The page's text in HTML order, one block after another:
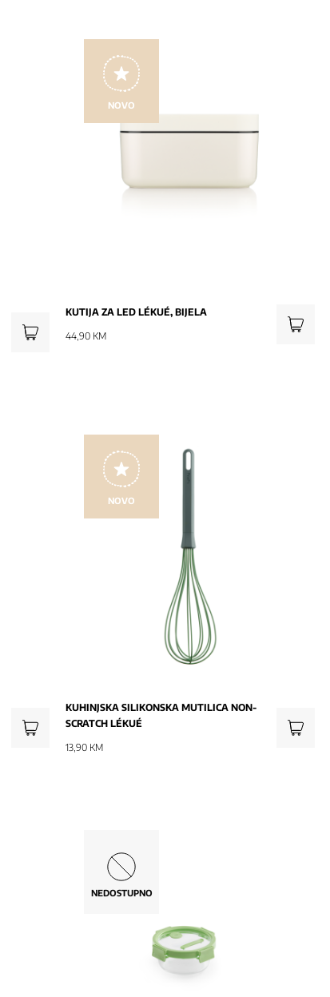
NOVO
KUTIJA ZA LED LÉKUÉ, BIJELA
44,90 KM
NOVO
KUHINJSKA SILIKONSKA MUTILICA NON-
SCRATCH LÉKUÉ
13,90 KM
NOVO
NEDOSTUPNO